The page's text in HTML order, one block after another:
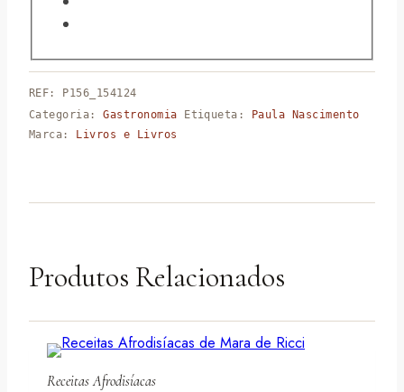
REF:
P156_154124
Categoria:Gastronomia Etiqueta: Paula Nascimento
Marca: Livros e Livros
Produtos Relacionados
Receitas Afrodisíacas